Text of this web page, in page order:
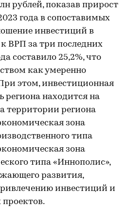
рублей, показав прирост
года в сопоставимых
инвестиций в
ВРП за три последних
составило 25,2%, что
как умеренно
этом, инвестиционная
региона находится на
территории региона
зона
типа
зона
типа «Иннополис»,
развития,
инвестиций и